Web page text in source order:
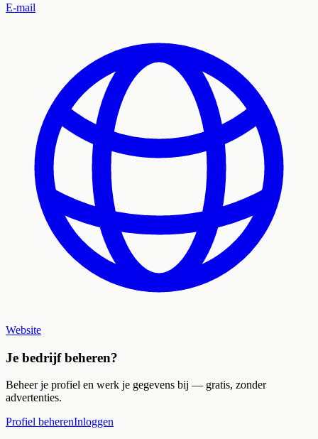
E-mail
Website
Je bedrijf beheren?
Beheer je profiel en werk je gegevens bij — gratis, zonder
advertenties.
Profiel beherenInloggen